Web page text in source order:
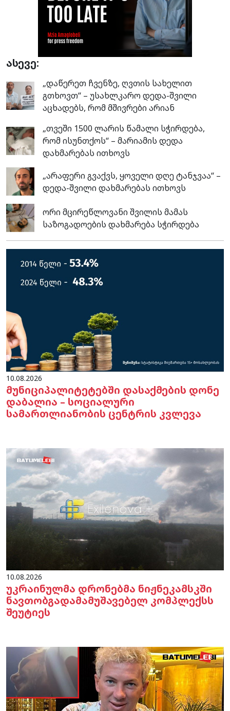
ასევე:
„დაწერეთ ჩვენზე, ღვთის სახელით
გთხოვთ“ – უსახლკარო დედა-შვილი
აცხადებს, რომ მშივრები არიან
„თვეში 1500 ლარის წამალი სჭირდება,
რომ ისუნთქოს“ – მარიამის დედა
დახმარებას ითხოვს
„არაფერი გვაქვს, ყოველი დღე ტანჯვაა“ –
დედა-შვილი დახმარებას ითხოვს
ორი მცირეწლოვანი შვილის მამას
საზოგადოების დახმარება სჭირდება
10.08.2026
მუნიციპალიტეტებში დასაქმების დონე
დაბალია – სოციალური
სამართლიანობის ცენტრის კვლევა
10.08.2026
უკრაინულმა დრონებმა ნიჟნეკამსკში
ნავთობგადამამუშავებელ კომპლექსს
შეუტიეს